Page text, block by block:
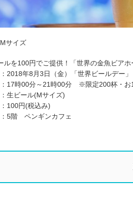
サイズ
ルを100円でご提供！「世界の金魚ビア
2018年8月3日（金）「世界ビールデー」
17時00分～21時00分 ※限定200杯・お
生ビール(Mサイズ)
100円(税込み)
5階 ペンギンカフェ